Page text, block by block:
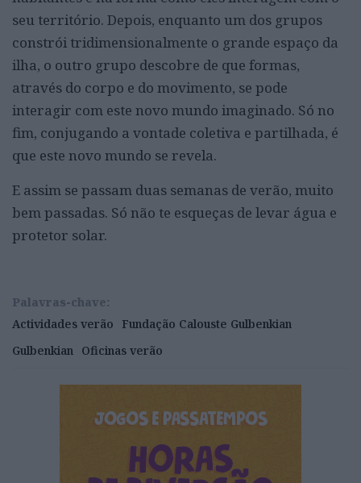
seu território. Depois, enquanto um dos grupos
constrói tridimensionalmente o grande espaço da
ilha, o outro grupo descobre de que formas,
através do corpo e do movimento, se pode
interagir com este novo mundo imaginado. Só no
fim, conjugando a vontade coletiva e partilhada, é
que este novo mundo se revela.
E assim se passam duas semanas de verão, muito
bem passadas. Só não te esqueças de levar água e
protetor solar.
Palavras-chave:
Actividades verão
Fundação Calouste Gulbenkian
Gulbenkian Oficinas verão